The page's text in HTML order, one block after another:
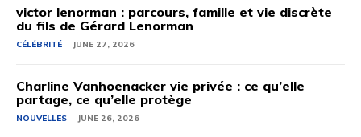
victor lenorman : parcours, famille et vie discrète
du fils de Gérard Lenorman
CÉLÉBRITÉ JUNE 27, 2026
Charline Vanhoenacker vie privée : ce qu’elle
partage, ce qu’elle protège
NOUVELLES JUNE 26, 2026